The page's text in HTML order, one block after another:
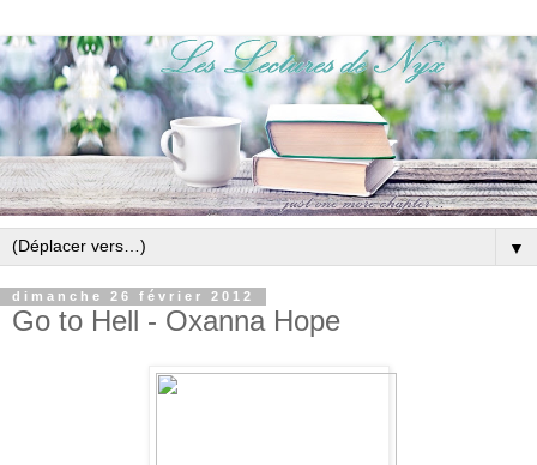
▼
dimanche 26 février 2012
Go to Hell - Oxanna Hope